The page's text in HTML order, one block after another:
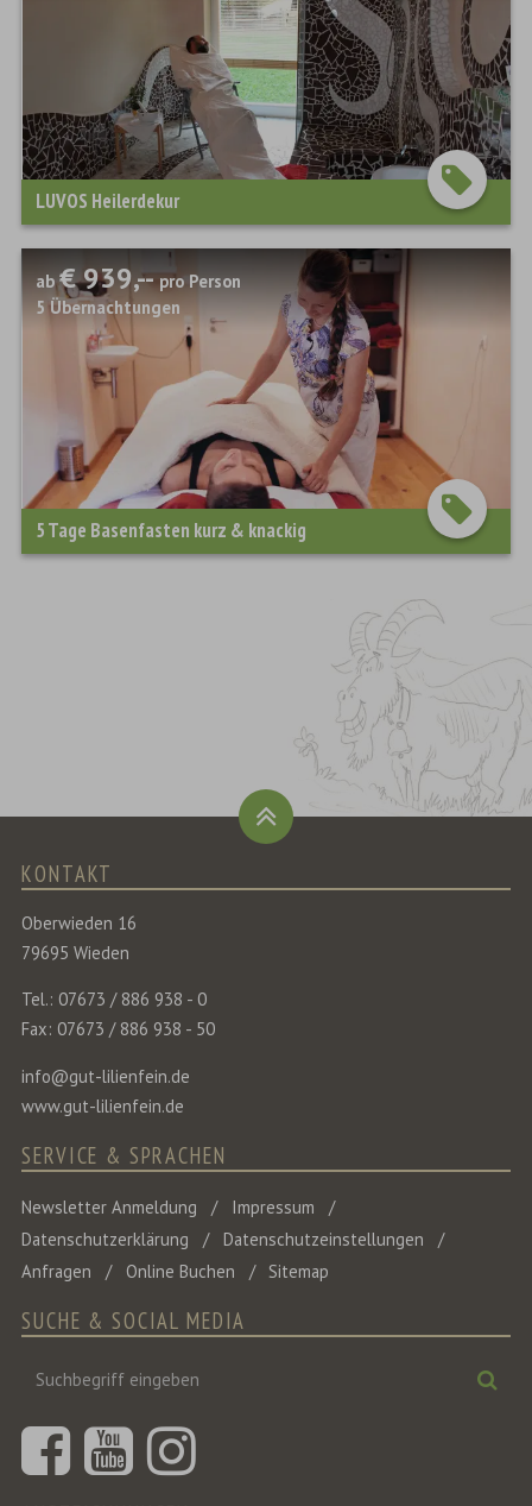
LUVOS Heilerdekur
5 Tage Basenfasten kurz & knackig
ab€ 939,-- pro Person
5 Übernachtungen
KONTAKT
Oberwieden 16
79695 Wieden
Tel.: 07673 / 886 938 - 0
Fax: 07673 / 886 938 - 50
info@gut-lilienfein.de
www.gut-lilienfein.de
SERVICE & SPRACHEN
Newsletter Anmeldung
Impressum
Datenschutzerklärung
Datenschutzeinstellungen
Anfragen
Online Buchen Sitemap
SUCHE & SOCIAL MEDIA
Suchbegriff